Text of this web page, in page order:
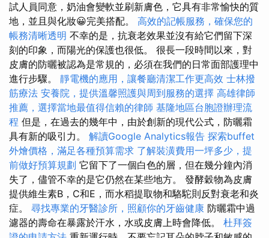
試人員同意，奶油會變軟並刷新膚色，它具有非常愉快的質
地，並且與化妝😀完美搭配。 高效的記帳服務，確保您的
帳務清晰透明 不幸的是，抗衰老效果並沒有給它們留下深
刻的印象，而陽光的保護也很低。 很長一段時間以來，對
皮膚的防曬被認為是常規的，必須在我們的日常面部護理中
進行步驟。 靜電機的應用，讓餐廳清潔工作更高效 士林撥
筋療法 安養院，提供溫馨照護與周到服務的選擇 高雄律師
推薦，選擇當地最值得信賴的律師 基隆地區台胞證辦理流
程 但是，在過去的幾年中，由於創新的現代公式，防曬霜
具有新的吸引力。 解讀Google Analytics報告 探索buffet
外燴價格，滿足各種預算需求 了解裝潢費用一坪多少，提
前做好預算規劃 它留下了一個白色的層，但在幾分鐘內消
失了，儘管不幸的是它仍然在某些地方。 發酵穀物為皮膚
提供維生素B，C和E，而水稻提取物和駱駝則反對衰老和炎
症。 尋找專業的牙醫診所，照顧你的牙齒健康 防曬霜中過
濾器的壽命在暴露於汗水，水或皮膚上時會降低。 杜拜簽